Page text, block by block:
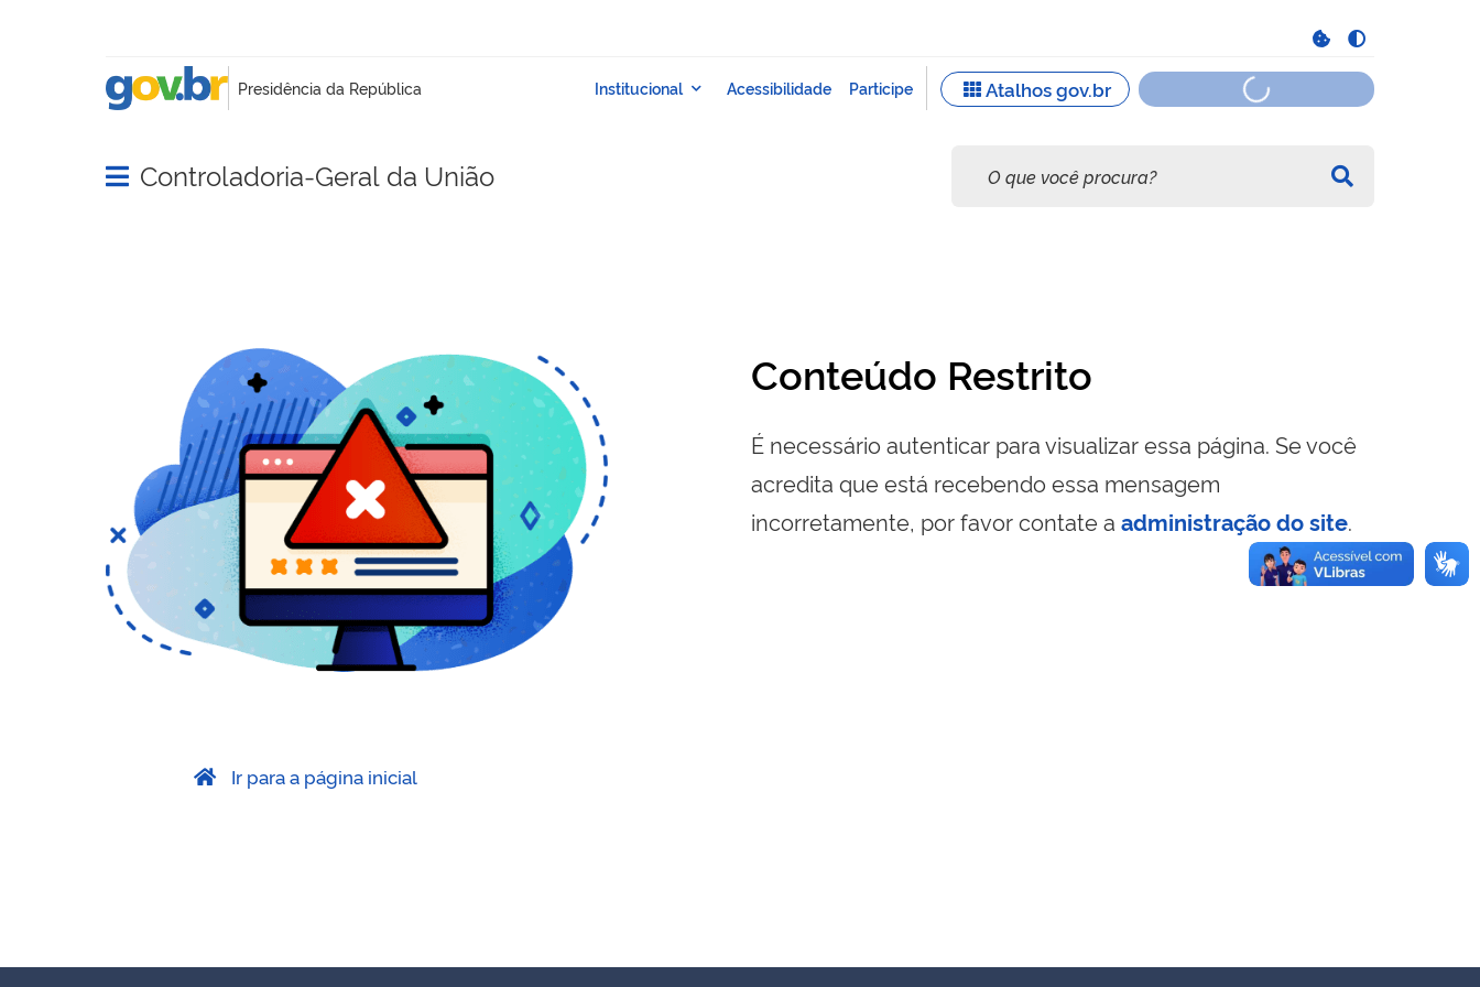
Abrir menu principal de navegação
Controladoria-Geral da União
Conteúdo Restrito
É necessário autenticar para visualizar essa página. Se você
acredita que está recebendo essa mensagem
incorretamente, por favor contate a administração do site.
Ir para a página inicial